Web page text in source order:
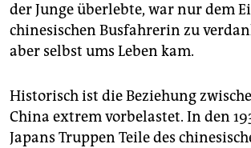
der Junge überlebte, war nur dem
chinesischen Busfahrerin zu
aber selbst ums Leben kam.
Historisch ist die Beziehung
China extrem vorbelastet. In den
Japans Truppen Teile des